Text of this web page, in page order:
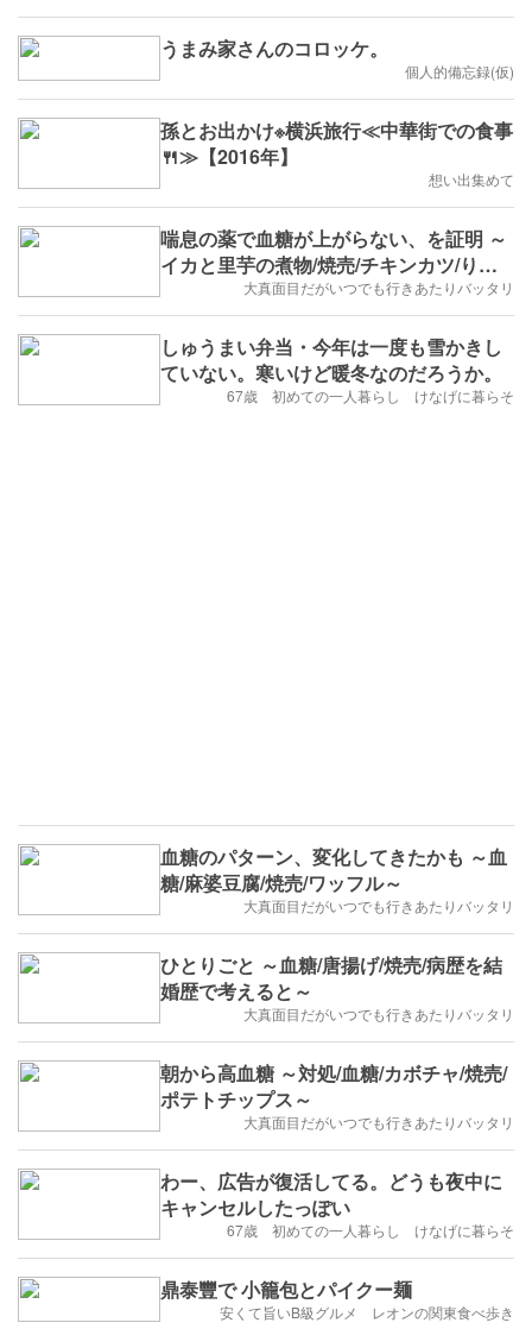
うまみ家さんのコロッケ。
個人的備忘録(仮)
孫とお出かけ※横浜旅行≪中華街での食事
🍴≫【2016年】
想い出集めて
喘息の薬で血糖が上がらない、を証明 ～
イカと里芋の煮物/焼売/チキンカツ/りん
大真面目だがいつでも行きあたりバッタリ
しゅうまい弁当・今年は一度も雪かきし
ていない。寒いけど暖冬なのだろうか。
67歳 初めての一人暮らし けなげに暮らそ
血糖のパターン、変化してきたかも ～血
糖/麻婆豆腐/焼売/ワッフル～
大真面目だがいつでも行きあたりバッタリ
ひとりごと ～血糖/唐揚げ/焼売/病歴を結
婚歴で考えると～
大真面目だがいつでも行きあたりバッタリ
朝から高血糖 ～対処/血糖/カボチャ/焼売/
ポテトチップス～
大真面目だがいつでも行きあたりバッタリ
わー、広告が復活してる。どうも夜中に
キャンセルしたっぽい
67歳 初めての一人暮らし けなげに暮らそ
鼎泰豐で 小籠包とパイクー麺
安くて旨いB級グルメ レオンの関東食べ歩き